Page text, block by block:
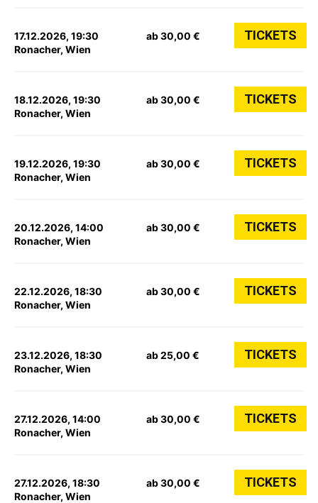
17.12.2026, 19:30
Ronacher, Wien
ab 30,00 € TICKETS
18.12.2026, 19:30
Ronacher, Wien
ab 30,00 € TICKETS
19.12.2026, 19:30
Ronacher, Wien
ab 30,00 € TICKETS
20.12.2026, 14:00
Ronacher, Wien
ab 30,00 € TICKETS
22.12.2026, 18:30
Ronacher, Wien
ab 30,00 € TICKETS
23.12.2026, 18:30
Ronacher, Wien
ab 25,00 € TICKETS
27.12.2026, 14:00
Ronacher, Wien
ab 30,00 € TICKETS
27.12.2026, 18:30
Ronacher, Wien
ab 30,00 € TICKETS